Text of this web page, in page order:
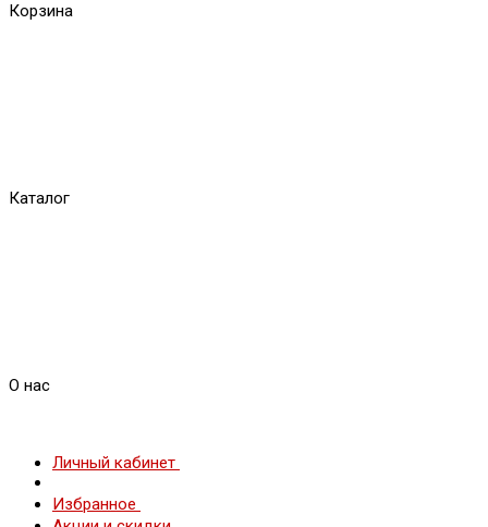
Корзина
Каталог
О нас
Личный кабинет
Избранное